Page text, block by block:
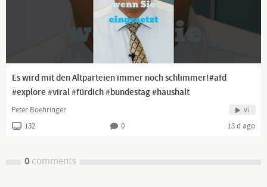
Es wird mit den Altparteien immer noch schlimmer!#afd
#explore #viral #fürdich #bundestag #haushalt
Peter Boehringer Vi
132 0 13 d ago
0comments